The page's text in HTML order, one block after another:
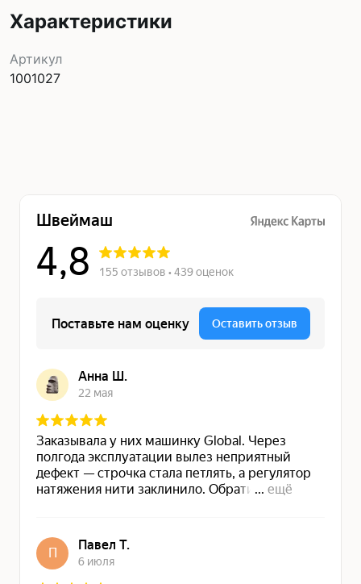
Характеристики
Артикул
1001027